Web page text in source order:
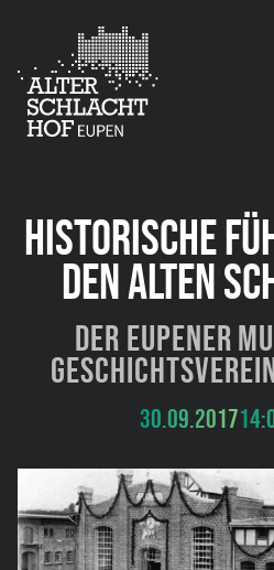
HISTORISCHE
DEN ALTEN
Der Eupener
30.09.2017